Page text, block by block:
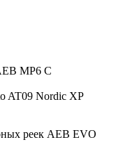
MP6 C
AT09 Nordic XP
реек AEB EVO